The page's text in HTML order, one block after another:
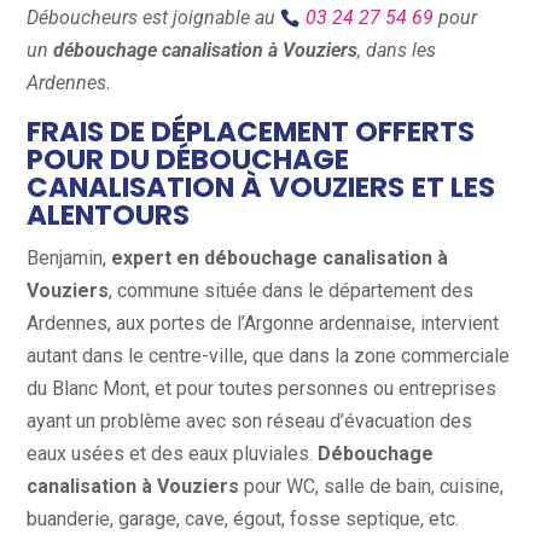
Déboucheurs est joignable au
03 24 27 54 69 pour
un débouchage canalisation à Vouziers, dans les
Ardennes.
FRAIS DE DÉPLACEMENT OFFERTS
POUR DU DÉBOUCHAGE
CANALISATION À VOUZIERS ET LES
ALENTOURS
Benjamin, expert en débouchage canalisation à
Vouziers, commune située dans le département des
Ardennes, aux portes de l’Argonne ardennaise, intervient
autant dans le centre-ville, que dans la zone commerciale
du Blanc Mont, et pour toutes personnes ou entreprises
ayant un problème avec son réseau d’évacuation des
eaux usées et des eaux pluviales. Débouchage
canalisation à Vouziers pour WC, salle de bain, cuisine,
buanderie, garage, cave, égout, fosse septique, etc.